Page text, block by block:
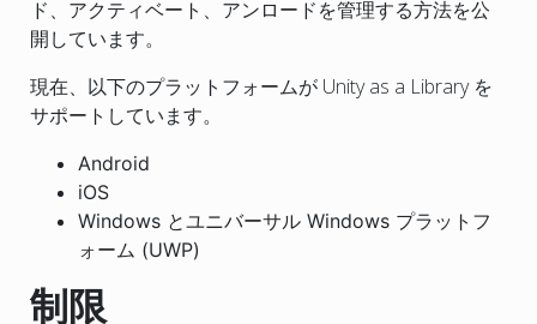
ド、アクティベート、アンロードを管理する方法を公
開しています。
現在、以下のプラットフォームが Unity as a Library を
サポートしています。
Android
iOS
Windows とユニバーサル Windows プラットフ
ォーム (UWP)
制限